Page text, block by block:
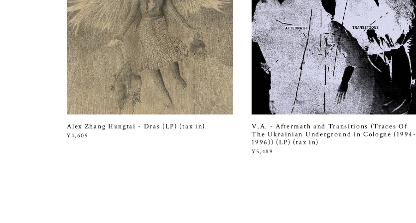
Alex Zhang Hungtai - Dras (LP) (tax in)
¥4,609
V.A. - Aftermath and Transitions (Traces Of
The Ukrainian Underground in Cologne (1994-
1996)) (LP) (tax in)
¥5,489